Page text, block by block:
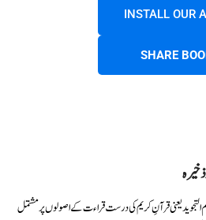
INSTALL OUR
SHARE
التجوید یعنی قرآنِ کریم کی درست قراءت کے اصولوں پر مشتمل